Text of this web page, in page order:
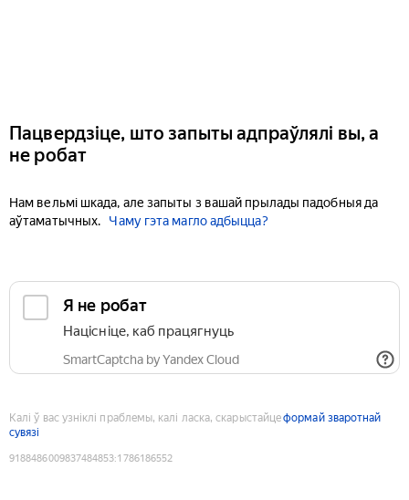
Пацвердзіце, што запыты адпраўлялі вы, а
не робат
Нам вельмі шкада, але запыты з вашай прылады падобныя да
аўтаматычных.
Чаму гэта магло адбыцца?
Я не робат
Націсніце, каб працягнуць
SmartCaptcha by Yandex Cloud
Калі ў вас узніклі праблемы, калі ласка, скарыстайцеформай зваротнай
сувязі
9188486009837484853:1786186552